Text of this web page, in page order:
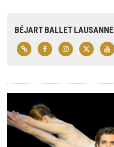
BÉJART BALLET LAUSANNE